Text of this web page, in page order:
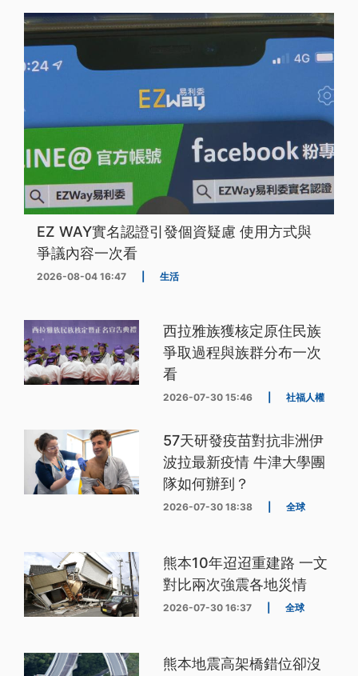
EZ WAY實名認證引發個資疑慮 使用方式與
爭議內容一次看
2026-08-04 16:47 生活
西拉雅族獲核定原住民族
爭取過程與族群分布一次
看
2026-07-30 15:46 社福人權
57天研發疫苗對抗非洲伊
波拉最新疫情 牛津大學團
隊如何辦到？
2026-07-30 18:38 全球
熊本10年迢迢重建路 一文
對比兩次強震各地災情
2026-07-30 16:37 全球
熊本地震高架橋錯位卻沒